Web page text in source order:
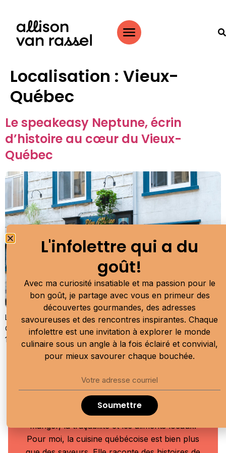
Localisation : Vieux-
Québec
Le speakeasy Neptune, écrin
d’histoire au cœur du Vieux-
Québec
Le Neptune, un speakeasy moderne blotti dans le Vieux-
Québec, où des verres en cristal historiques et des histoires du
19e siècle se mêlent à l’élégance contemporaine.
Moi, c'est Allison Van Rassel
Je suis une communicatrice culinaire
passionnée qui célèbre le plaisir de bien
manger, la traçabilité et les aliments locaux.
Pour moi, la cuisine québécoise est bien plus
L'infolettre qui a du
goût!
Avec ma curiosité insatiable et ma passion pour le
bon goût, je partage avec vous en primeur des
découvertes gourmandes, des adresses
savoureuses et des rencontres inspirantes. Chaque
infolettre est une invitation à explorer le monde
culinaire sous un angle à la fois éclairé et convivial,
pour mieux savourer chaque bouchée.
Soumettre